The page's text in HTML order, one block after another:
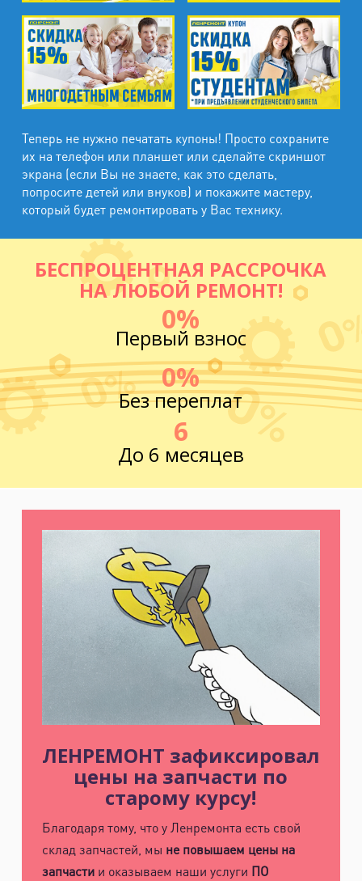
Теперь не нужно печатать купоны! Просто сохраните
их на телефон или планшет или сделайте скриншот
экрана (если Вы не знаете, как это сделать,
попросите детей или внуков) и покажите мастеру,
который будет ремонтировать у Вас технику.
БЕСПРОЦЕНТНАЯ РАССРОЧКА
НА ЛЮБОЙ РЕМОНТ!
0%
Первый взнос
0%
Без переплат
6
До 6 месяцев
ЛЕНРЕМОНТ зафиксировал
цены на запчасти по
старому курсу!
Благодаря тому, что у Ленремонта есть свой
склад запчастей, мы не повышаем цены на
запчастии оказываем наши услуги ПО